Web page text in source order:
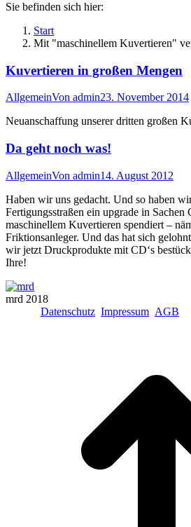
Sie befinden sich hier:
Start
Mit "maschinellem Kuvertieren"
Kuvertieren in großen Mengen
AllgemeinVon admin23. November 2014
Neuanschaffung unserer dritten großen
Da geht noch was!
AllgemeinVon admin14. August 2012
Haben wir uns gedacht. Und so haben
Fertigungsstraßen ein upgrade in Sachen
maschinellem Kuvertieren spendiert –
Friktionsanleger. Und das hat sich
wir jetzt Druckprodukte mit CD‘s
Ihre!
mrd 2018
Datenschutz Impressum AGB